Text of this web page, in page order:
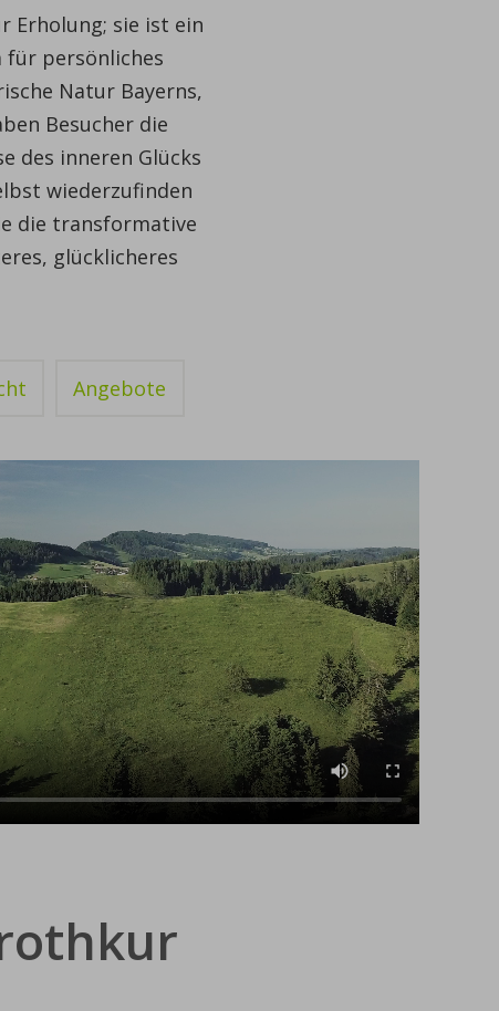
Erholung; sie ist ein
für persönliches
Natur Bayerns,
Besucher die
des inneren Glücks
wiederzufinden
die transformative
glücklicheres
Angebote